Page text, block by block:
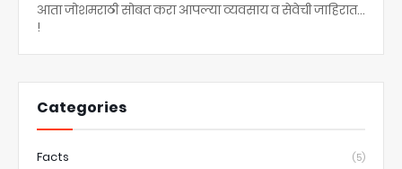
आता जोशमराठी सोबत करा आपल्या व्यवसाय व सेवेची जाहिरात...
!
Categories
Facts (5)